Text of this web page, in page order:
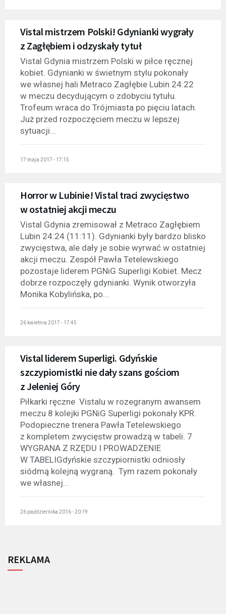
Vistal mistrzem Polski! Gdynianki wygrały
z Zagłębiem i odzyskały tytuł
Vistal Gdynia mistrzem Polski w piłce ręcznej
kobiet. Gdynianki w świetnym stylu pokonały
we własnej hali Metraco Zagłębie Lubin 24:22
w meczu decydującym o zdobyciu tytułu.
Trofeum wraca do Trójmiasta po pięciu latach.
Już przed rozpoczęciem meczu w lepszej
sytuacji...
17 maja 2017 - 17:15
Horror w Lubinie! Vistal traci zwycięstwo
w ostatniej akcji meczu
Vistal Gdynia zremisował z Metraco Zagłębiem
Lubin 24:24 (11:11). Gdynianki były bardzo blisko
zwycięstwa, ale dały je sobie wyrwać w ostatniej
akcji meczu. Zespół Pawła Tetelewskiego
pozostaje liderem PGNiG Superligi Kobiet. Mecz
dobrze rozpoczęły gdynianki. Wynik otworzyła
Monika Kobylińska, po...
26 kwietnia 2017 - 17:45
Vistal liderem Superligi. Gdyńskie
szczypiornistki nie dały szans gościom
z Jeleniej Góry
Piłkarki ręczne Vistalu w rozegranym awansem
meczu 8 kolejki PGNiG Superligi pokonały KPR.
Podopieczne trenera Pawła Tetelewskiego
z kompletem zwycięstw prowadzą w tabeli. 7
WYGRANA Z RZĘDU I PROWADZENIE
W TABELIGdyńskie szczypiornistki odniosły
siódmą kolejną wygraną. Tym razem pokonały
we własnej...
26 października 2016 - 20:19
REKLAMA